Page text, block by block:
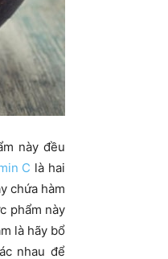
này đều
C là hai
chứa hàm
phẩm này
là hãy bổ
nhau để